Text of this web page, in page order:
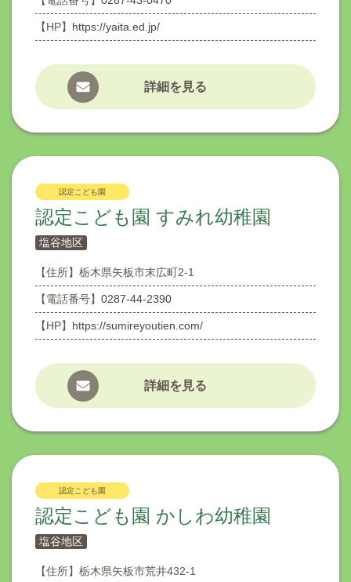
【HP】 https://yaita.ed.jp/
詳細を見る
認定こども園
認定こども園 すみれ幼稚園
塩谷地区
【住所】 栃木県矢板市末広町2-1
【電話番号】 0287-44-2390
【HP】 https://sumireyoutien.com/
詳細を見る
認定こども園
認定こども園 かしわ幼稚園
塩谷地区
【住所】 栃木県矢板市荒井432-1